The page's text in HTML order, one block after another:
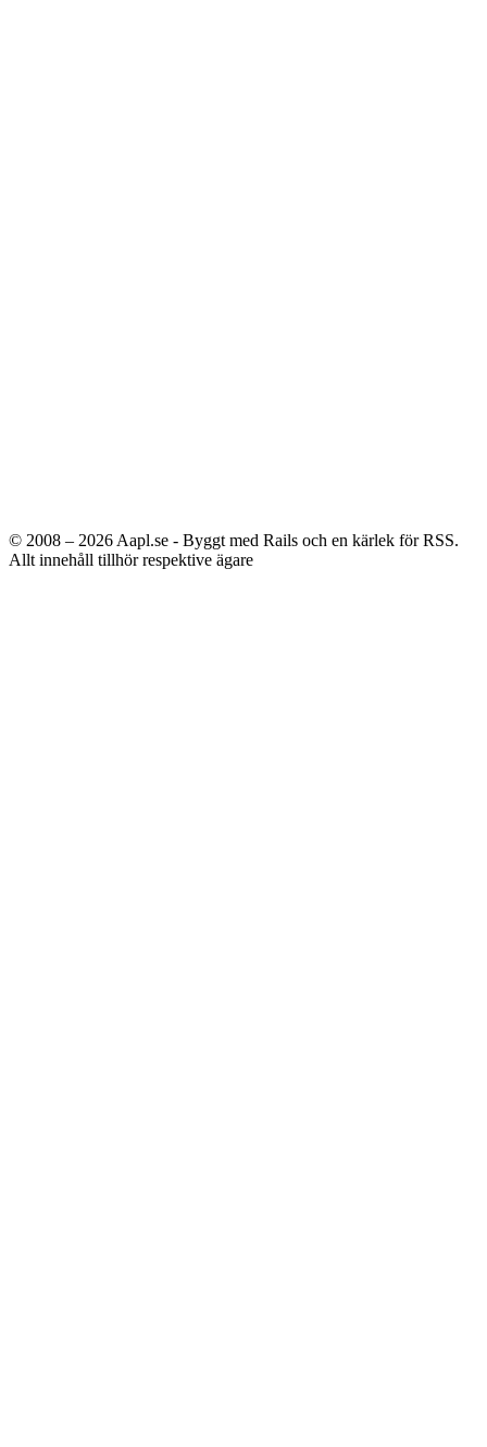
© 2008 – 2026 Aapl.se - Byggt med Rails och en kärlek för RSS.
Allt innehåll tillhör respektive ägare